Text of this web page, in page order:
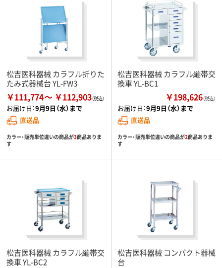
松吉医科器械 カラフル折りた
たみ式器械台 YL-FW3
￥111,774 ￥112,903
お届け日：9月9日（水）まで
直送品
カラー・販売単位違いの商品が3商品ありま
す
松吉医科器械 カラフル繃帯交
換車 YL-BC1
￥198,626（税込）
お届け日：9月9日（水）まで
直送品
カラー・販売単位違いの商品が2商品ありま
す
松吉医科器械 カラフル繃帯交
換車 YL-BC2
松吉医科器械 コンパクト器械
台